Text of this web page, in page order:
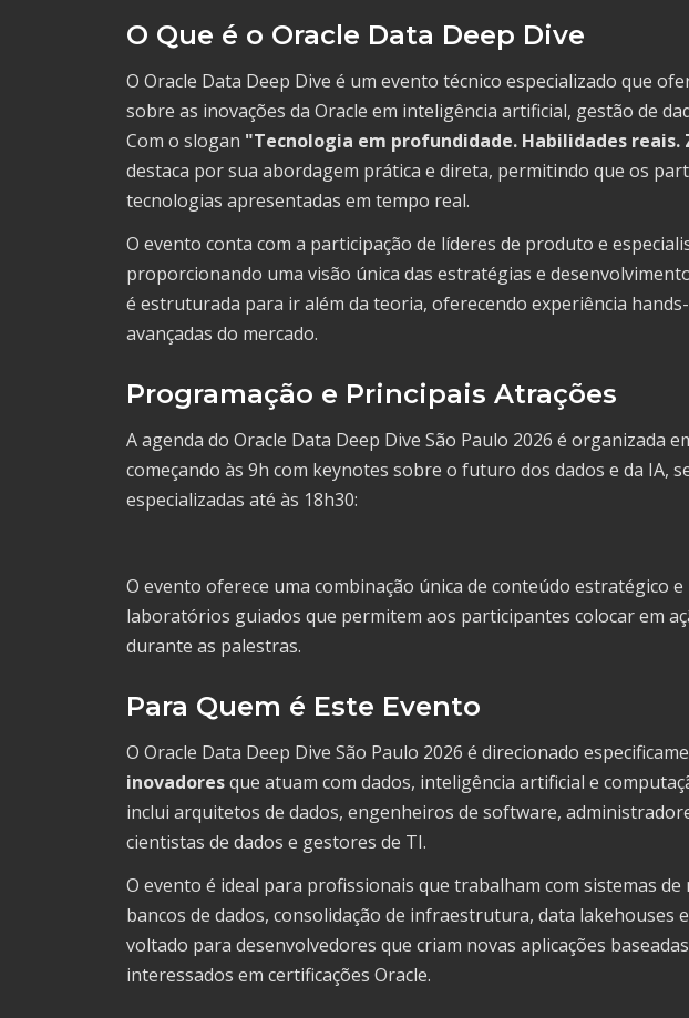
O Que é o Oracle Data Deep Dive
O Oracle Data Deep Dive é um evento técnico especializado que
sobre as inovações da Oracle em inteligência artificial, gestão de
Com o slogan "Tecnologia em profundidade. Habilidades reais.
destaca por sua abordagem prática e direta, permitindo que os
tecnologias apresentadas em tempo real.
O evento conta com a participação de líderes de produto e
proporcionando uma visão única das estratégias e
é estruturada para ir além da teoria, oferecendo experiência
avançadas do mercado.
Programação e Principais Atrações
A agenda do Oracle Data Deep Dive São Paulo 2026 é organizada
começando às 9h com keynotes sobre o futuro dos dados e da IA,
especializadas até às 18h30:
O evento oferece uma combinação única de conteúdo estratégico
laboratórios guiados que permitem aos participantes colocar em
durante as palestras.
Para Quem é Este Evento
O Oracle Data Deep Dive São Paulo 2026 é direcionado
inovadoresque atuam com dados, inteligência artificial e
inclui arquitetos de dados, engenheiros de software,
cientistas de dados e gestores de TI.
O evento é ideal para profissionais que trabalham com sistemas de
bancos de dados, consolidação de infraestrutura, data lakehouses
voltado para desenvolvedores que criam novas aplicações
interessados em certificações Oracle.